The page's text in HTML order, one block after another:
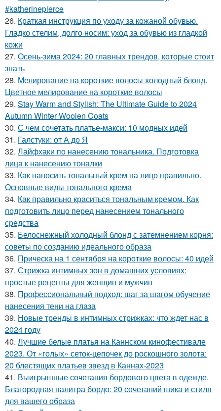
#katherinepierce
26. Краткая инструкция по уходу за кожаной обувью.
Гладко стелим, долго носим: уход за обувью из гладкой
кожи
27. Осень-зима 2024: 20 главных трендов, которые стоит
знать
28. Мелирование на короткие волосы холодный блонд.
Цветное мелирование на короткие волосы
29. Stay Warm and Stylish: The Ultimate Guide to 2024
Autumn Winter Woolen Coats
30. С чем сочетать платье-макси: 10 модных идей
31. Галстуки: от А до Я
32. Лайфхаки по нанесению тональника. Подготовка
лица к нанесению тоналки
33. Как наносить тональный крем на лицо правильно.
Основные виды тонального крема
34. Как правильно краситься тональным кремом. Как
подготовить лицо перед нанесением тонального
средства
35. Белоснежный холодный блонд с затемнением корня:
советы по созданию идеального образа
36. Прическа на 1 сентября на короткие волосы: 40 идей
37. Стрижка интимных зон в домашних условиях:
простые рецепты для женщин и мужчин
38. Профессиональный подход: шаг за шагом обучение
нанесения тени на глаза
39. Новые тренды в интимных стрижках: что ждет нас в
2024 году
40. Лучшие белые платья на Каннском кинофестивале
2023. От «голых» сеток-цепочек до роскошного золота:
20 блестящих платьев звезд в Каннах-2023
41. Выигрышные сочетания бордового цвета в одежде.
Благородная палитра бордо: 20 сочетаний шика и стиля
для вашего образа